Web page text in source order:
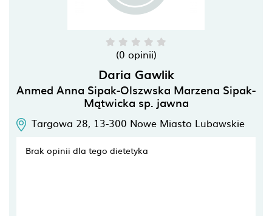
(0 opinii)
Daria Gawlik
Anmed Anna Sipak-Olszwska Marzena Sipak-
Mątwicka sp. jawna
Targowa 28, 13-300 Nowe Miasto Lubawskie
Brak opinii dla tego dietetyka